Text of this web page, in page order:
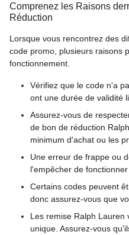
Comprenez les Raisons
Réduction
Lorsque vous rencontrez des
code promo, plusieurs raisons
fonctionnement.
Vérifiez que le code n'a
ont une durée de validité
Assurez-vous de
de bon de réduction
minimum d'achat ou les
Une erreur de frappe ou
l'empêcher de
Certains codes peuvent
donc assurez-vous que
Les remise Ralph Lauren
unique. Assurez-vous